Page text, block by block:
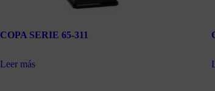
COPA SERIE 65-311
Leer más